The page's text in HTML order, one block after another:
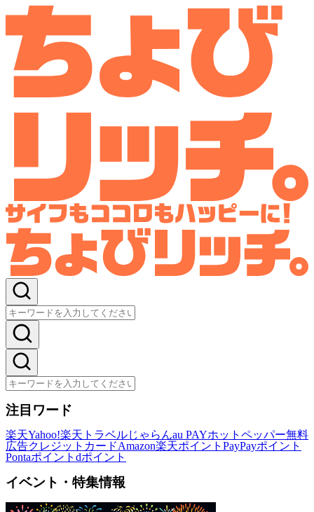
注目ワード
楽天Yahoo!楽天トラベルじゃらんau PAYホットペッパー無料
広告クレジットカードAmazon楽天ポイント PayPayポイント
Pontaポイント dポイント
イベント・特集情報